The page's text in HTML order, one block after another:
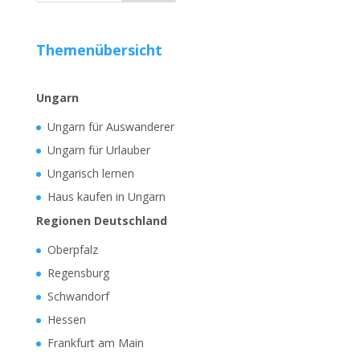
Themenübersicht
Ungarn
Ungarn für Auswanderer
Ungarn für Urlauber
Ungarisch lernen
Haus kaufen in Ungarn
Regionen Deutschland
Oberpfalz
Regensburg
Schwandorf
Hessen
Frankfurt am Main